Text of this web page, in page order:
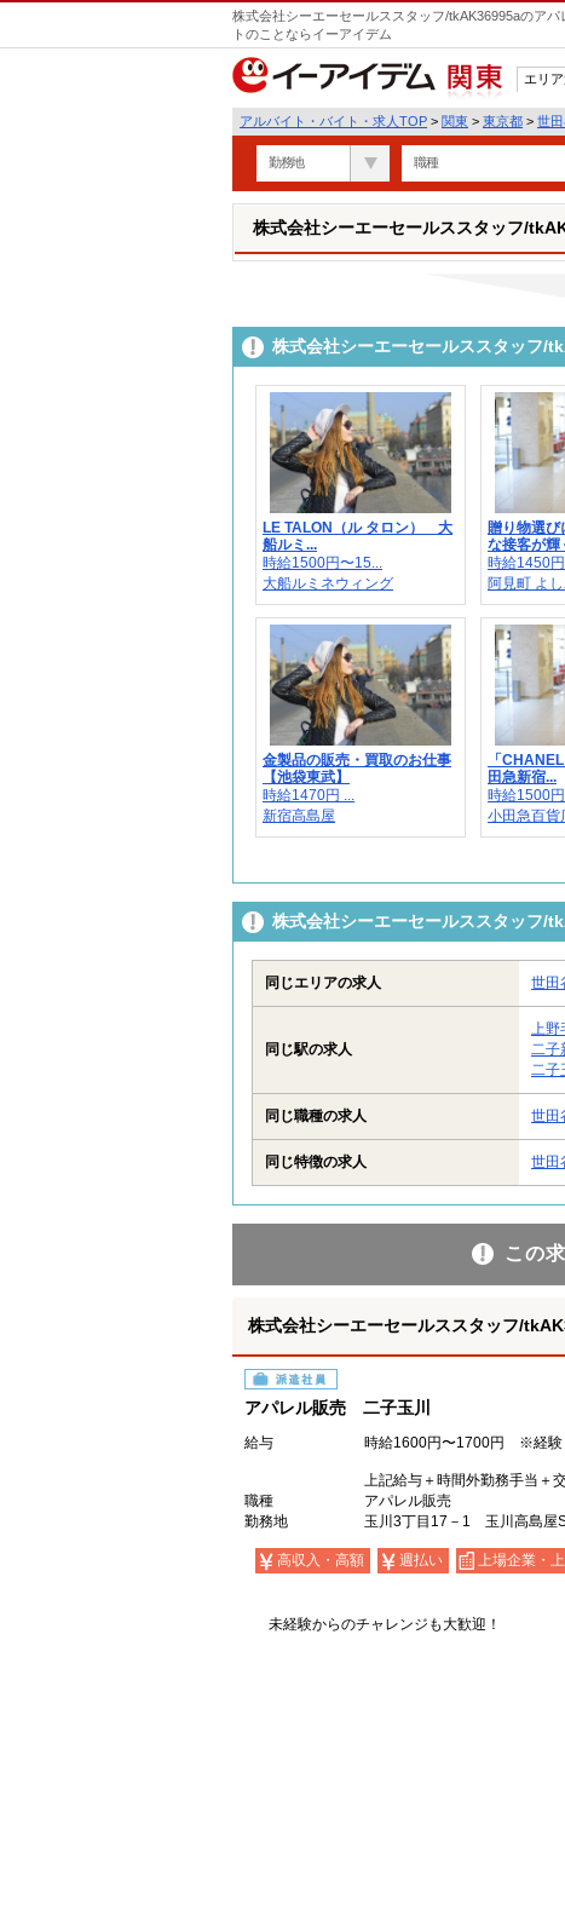
株式会社シーエーセールススタッフ/tkAK36995aのア
トのことならイーアイデム
関東
エリ
アルバイト・バイト・求人TOP > 関東 > 東京都 > 世
勤務地 職種
株式会社シーエーセールススタッフ/
株式会社シーエーセールススタッフ/
LE TALON（ル タロン） 大
船ルミ...
時給1500円〜15...
大船ルミネウィング
贈り物選び
な接客が輝
時給1450
阿見町 よ
金製品の販売・買取のお仕事
【池袋東武】
時給1470円 ...
新宿高島屋
「
田急新宿...
時給1500
小田急百貨
株式会社シーエーセールススタッフ/
同じエリアの求人 世田
同じ駅の求人
上野
二子
二子
同じ職種の求人 世田
同じ特徴の求人 世田
この
株式会社シーエーセールススタッフ/
派遣社員
アパレル販売 二子玉川
給与 時給1600円〜1700円 ※経験
上記給与＋時間外勤務手当＋
職種
アパレル販売
勤務地
玉川3丁目17－1 玉川高島屋
高収入・高額 週払い 上場企業・
未経験からのチャレンジも大歓迎！